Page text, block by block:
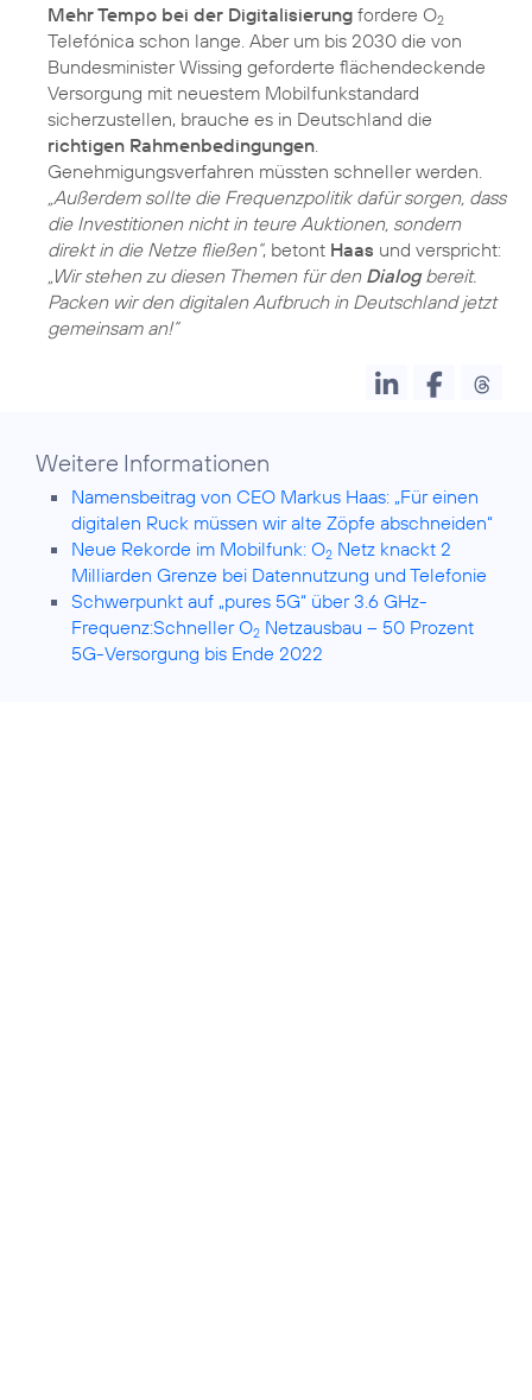
Mehr Tempo bei der Digitalisierung fordere O2
Telefónica schon lange. Aber um bis 2030 die von
Bundesminister Wissing geforderte flächendeckende
Versorgung mit neuestem Mobilfunkstandard
sicherzustellen, brauche es in Deutschland die
richtigen Rahmenbedingungen
Genehmigungsverfahren müssten schneller werden.
„Außerdem sollte die Frequenzpolitik dafür sorgen, dass
die Investitionen nicht in teure Auktionen, sondern
direkt in die Netze fließen“, betont Haas und verspricht:
„Wir stehen zu diesen Themen für den Dialogbereit.
Packen wir den digitalen Aufbruch in Deutschland jetzt
gemeinsam an!“
Weitere Informationen
Namensbeitrag von CEO Markus Haas: „Für einen
digitalen Ruck müssen wir alte Zöpfe abschneiden“
Neue Rekorde im Mobilfunk: O2 Netz knackt 2
Milliarden Grenze bei Datennutzung und Telefonie
Schwerpunkt auf „pures 5G“ über 3.6 GHz-
Frequenz:Schneller O2 Netzausbau – 50 Prozent
5G-Versorgung bis Ende 2022